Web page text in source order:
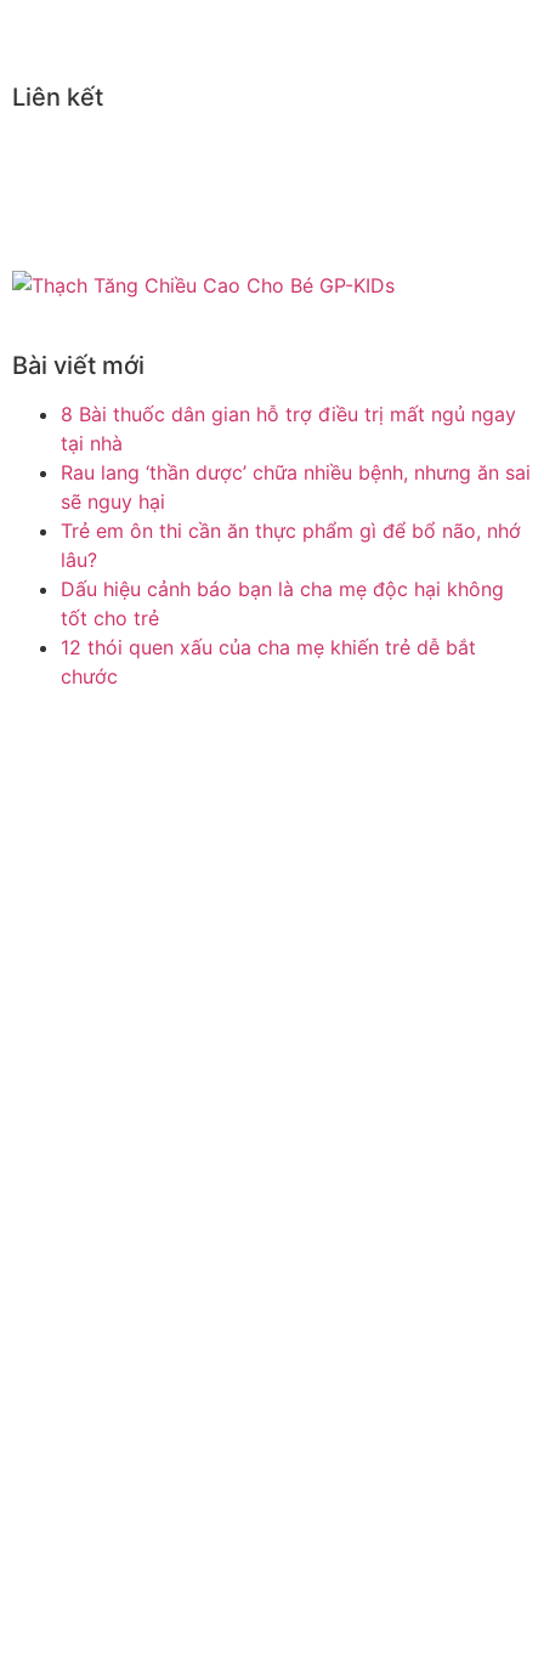
Liên kết
Bài viết mới
8 Bài thuốc dân gian hỗ trợ điều trị mất ngủ ngay
tại nhà
Rau lang ‘thần dược’ chữa nhiều bệnh, nhưng ăn sai
sẽ nguy hại
Trẻ em ôn thi cần ăn thực phẩm gì để bổ não, nhớ
lâu?
Dấu hiệu cảnh báo bạn là cha mẹ độc hại không
tốt cho trẻ
12 thói quen xấu của cha mẹ khiến trẻ dễ bắt
chước